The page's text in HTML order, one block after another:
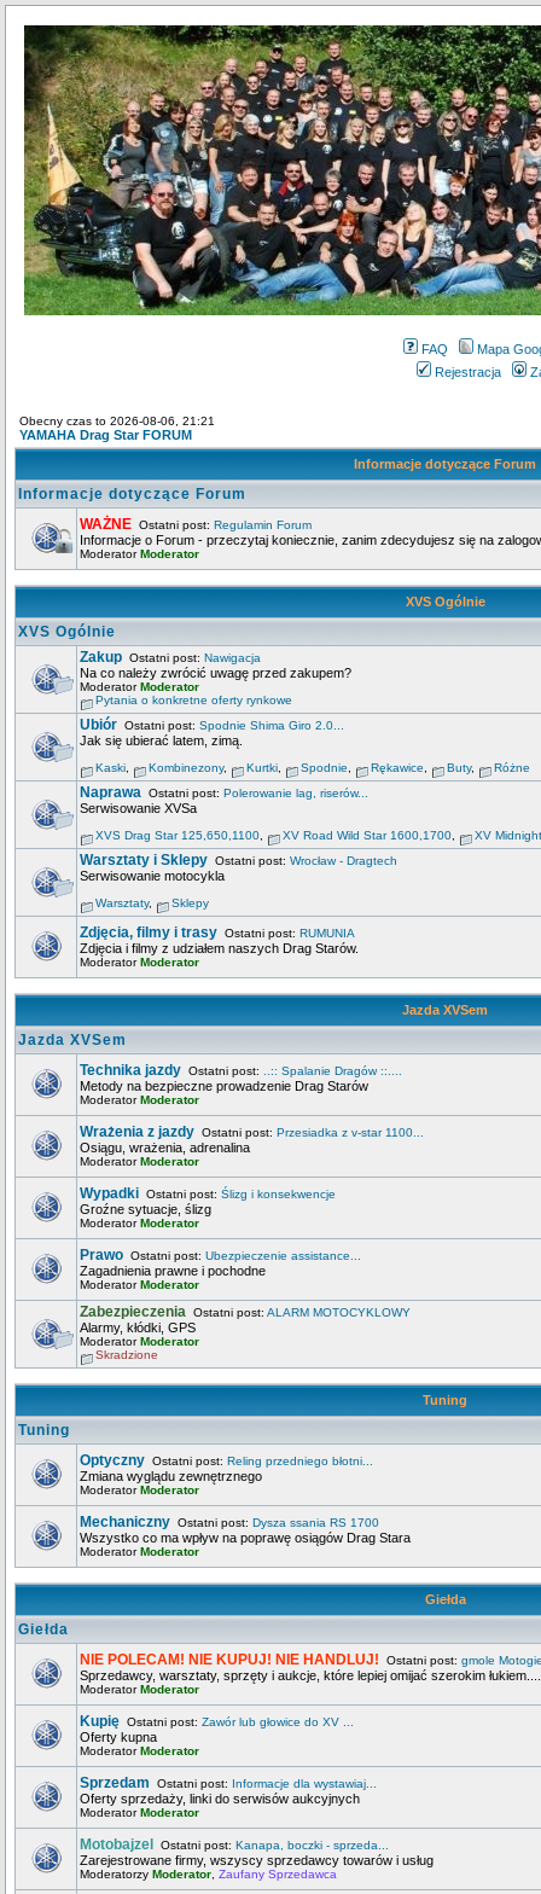
FAQ
Mapa
Rejestracja
Obecny czas to 2026-08-06, 21:21
YAMAHA Drag Star FORUM
Informacje dotyczące Forum
Informacje dotyczące Forum
WAŻNE Ostatni post: Regulamin Forum
Informacje o Forum - przeczytaj koniecznie, zanim zdecydujesz się na
ModeratorModerator
XVS Ogólnie
XVS Ogólnie
Zakup Ostatni post: Nawigacja
Na co należy zwrócić uwagę przed zakupem?
ModeratorModerator
Pytania o konkretne oferty rynkowe
Ubiór Ostatni post: Spodnie Shima Giro 2.0...
Jak się ubierać latem, zimą.
Kaski Kombinezony, Kurtki Spodnie Rękawice Buty, Różne
Naprawa Ostatni post: Polerowanie lag, riserów...
Serwisowanie XVSa
XVS Drag Star 125,650,1100 XV Road Wild Star 1600,1700 XV
Warsztaty i Sklepy Ostatni post: Wrocław - Dragtech
Serwisowanie motocykla
Warsztaty, Sklepy
Zdjęcia, filmy i trasy Ostatni post: RUMUNIA
Zdjęcia i filmy z udziałem naszych Drag Starów.
ModeratorModerator
Jazda XVSem
Jazda XVSem
Technika jazdy Ostatni post: ..:: Spalanie Dragów ::....
Metody na bezpieczne prowadzenie Drag Starów
ModeratorModerator
Wrażenia z jazdy Ostatni post: Przesiadka z v-star 1100...
Osiągu, wrażenia, adrenalina
ModeratorModerator
Wypadki Ostatni post: Ślizg i konsekwencje
Groźne sytuacje, ślizg
ModeratorModerator
Prawo Ostatni post: Ubezpieczenie assistance...
Zagadnienia prawne i pochodne
ModeratorModerator
Zabezpieczenia Ostatni post: ALARM MOTOCYKLOWY
Alarmy, kłódki, GPS
ModeratorModerator
Skradzione
Tuning
Tuning
Optyczny Ostatni post: Reling przedniego błotni...
Zmiana wyglądu zewnętrznego
ModeratorModerator
Mechaniczny Ostatni post: Dysza ssania RS 1700
Wszystko co ma wpływ na poprawę osiągów Drag Stara
ModeratorModerator
Giełda
Giełda
NIE POLECAM! NIE KUPUJ! NIE HANDLUJ! Ostatni post: gmole
Sprzedawcy, warsztaty, sprzęty i aukcje, które lepiej omijać szerokim
ModeratorModerator
Kupię Ostatni post: Zawór lub głowice do XV ...
Oferty kupna
ModeratorModerator
Sprzedam Ostatni post: Informacje dla wystawiaj...
Oferty sprzedaży, linki do serwisów aukcyjnych
ModeratorModerator
Motobajzel Ostatni post: Kanapa, boczki - sprzeda...
Zarejestrowane firmy, wszyscy sprzedawcy towarów i usług
Moderatorzy Moderator Zaufany Sprzedawca